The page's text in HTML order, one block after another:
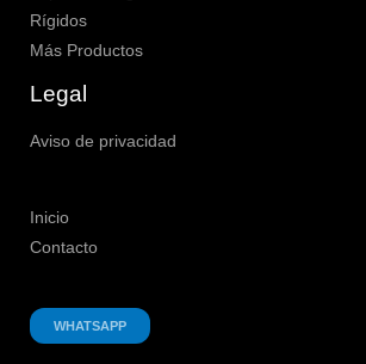
Rígidos
Más Productos
Legal
Aviso de privacidad
Inicio
Contacto
WHATSAPP